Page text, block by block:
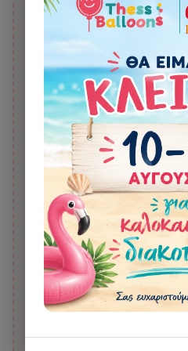
Μπαλόνι Bubble 22"
Congratulations με καπέλα
Ορκωμοσίας
8,00 €
12,00 €